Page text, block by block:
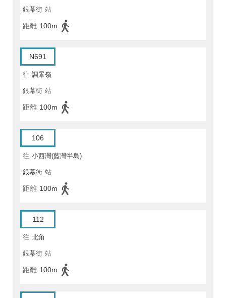
銀幕街 站
距離 100m
N691
往 調景嶺
銀幕街 站
距離 100m
106
往 小西灣(藍灣半島)
銀幕街 站
距離 100m
112
往 北角
銀幕街 站
距離 100m